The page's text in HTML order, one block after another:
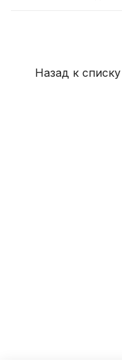
Назад к списку